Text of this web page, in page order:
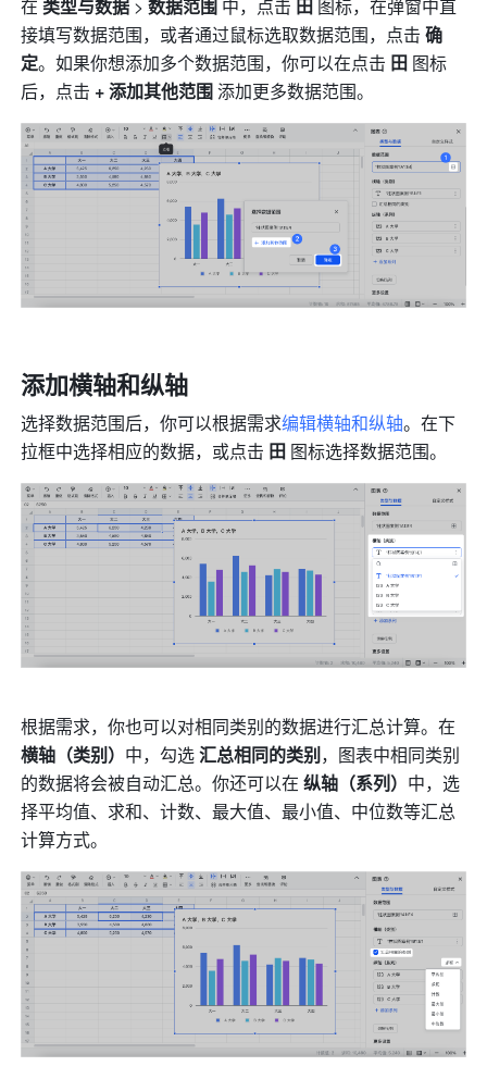
在 类型与数据 > 数据范围 中，点击 田 图标，在弹窗中直
接填写数据范围，或者通过鼠标选取数据范围，点击 确
定。如果你想添加多个数据范围，你可以在点击 田 图标
后，点击 + 添加其他范围 添加更多数据范围。
添加横轴和纵轴
选择数据范围后，你可以根据需求编辑横轴和纵轴。在下
拉框中选择相应的数据，或点击 田 图标选择数据范围。
横轴（类别） 中，勾选 汇总相同的类别，图表中相同类别
的数据将会被自动汇总。你还可以在 纵轴（系列） 中，选
择平均值、求和、计数、最大值、最小值、中位数等汇总
计算方式。